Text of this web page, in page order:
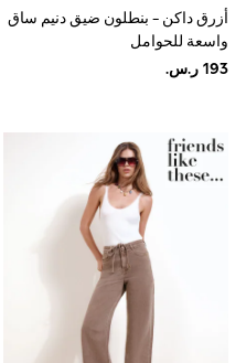
12-14 years
15+ years
Jeans
Jumpsuits & Playsuits
All Girl's New In
Kid's Top Picks
Top & Bottom Sets
Summer Dresses
Polka Dots
THE SET
World Cup
Knitwear
أزرق داكن - بنطلون ضيق دنيم ساق
واسعة للحوامل